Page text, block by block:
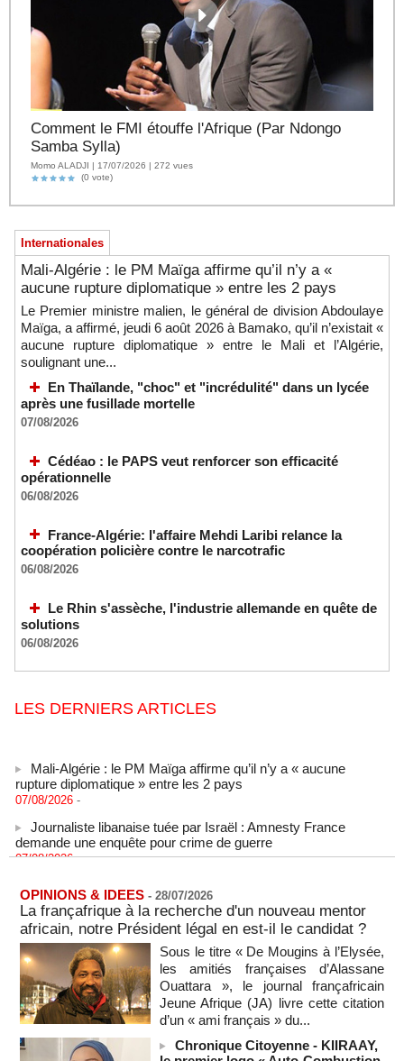
Comment le FMI étouffe l'Afrique (Par Ndongo
Samba Sylla)
Momo ALADJI | 17/07/2026 | 272 vues
(0 vote)
Internationales
Mali-Algérie : le PM Maïga affirme qu’il n’y a «
aucune rupture diplomatique » entre les 2 pays
Le Premier ministre malien, le général de division Abdoulaye
Maïga, a affirmé, jeudi 6 août 2026 à Bamako, qu’il n’existait «
aucune rupture diplomatique » entre le Mali et l’Algérie,
soulignant une...
En Thaïlande, "choc" et "incrédulité" dans un lycée
après une fusillade mortelle
07/08/2026
Cédéao : le PAPS veut renforcer son efficacité
opérationnelle
06/08/2026
France-Algérie: l'affaire Mehdi Laribi relance la
coopération policière contre le narcotrafic
06/08/2026
Le Rhin s'assèche, l'industrie allemande en quête de
solutions
06/08/2026
LES DERNIERS ARTICLES
rupture diplomatique » entre les 2 pays
07/08/2026 -
demande une enquête pour crime de guerre
07/08/2026 -
détenus
07/08/2026 -
Plagiat à Cambridge - L’université va réexaminer le
recrutement de ses enseignants
07/08/2026 -
La Türkiye, l’Arabie saoudite et le Pakistan signent un accord
conjoint de défense à La Mecque
07/08/2026 -
La Bourse de Paris termine en hausse et poursuit sa course
OPINIONS & IDEES - 28/07/2026
La françafrique à la recherche d'un nouveau mentor
africain, notre Président légal en est-il le candidat ?
Sous le titre « De Mougins à l’Elysée,
les amitiés françaises d’Alassane
Ouattara », le journal françafricain
Jeune Afrique (JA) livre cette citation
d’un « ami français » du...
Chronique Citoyenne - KIIRAAY,